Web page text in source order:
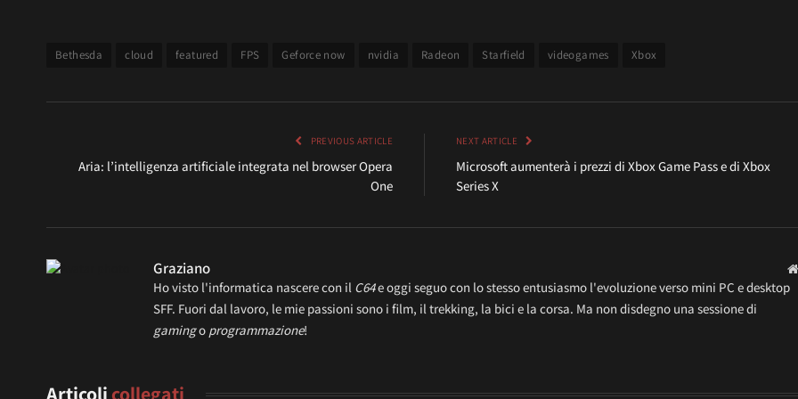
Bethesda cloud featured FPS Geforce now nvidia Radeon Starfield videogames Xbox
PREVIOUS ARTICLE
Aria: l’intelligenza artificiale integrata nel browser Opera
One
NEXT ARTICLE
Microsoft aumenterà i prezzi di Xbox Game Pass e di Xbox
Series X
Graziano
Ho visto l'informatica nascere con il C64e oggi seguo con lo stesso entusiasmo l'evoluzione verso mini PC e desktop
SFF. Fuori dal lavoro, le mie passioni sono i film, il trekking, la bici e la corsa. Ma non disdegno una sessione di
gamingo programmazione!
Articoli collegati